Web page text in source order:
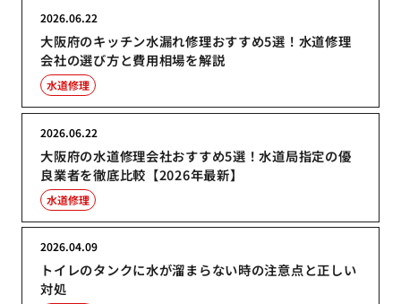
大阪府のキッチン水漏れ修理おすすめ5選！水道修理
会社の選び方と費用相場を解説
2026.06.22
水道修理
大阪府の水道修理会社おすすめ5選！水道局指定の優
良業者を徹底比較【2026年最新】
2026.06.22
水道修理
トイレのタンクに水が溜まらない時の注意点と正しい
対処
2026.04.09